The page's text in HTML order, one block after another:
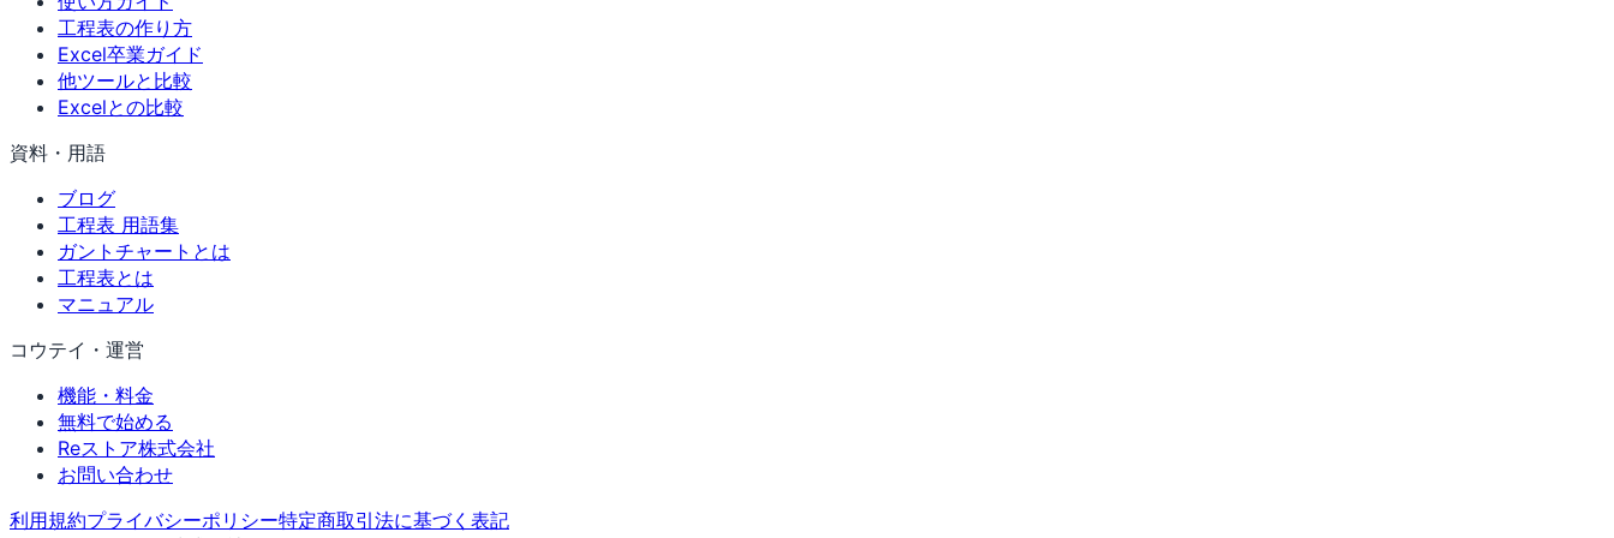
工程表の作り方
Excel卒業ガイド
他ツールと比較
Excelとの比較
資料・用語
ブログ
工程表 用語集
ガントチャートとは
工程表とは
マニュアル
コウテイ・運営
機能・料金
無料で始める
Reストア株式会社
お問い合わせ
利用規約プライバシーポリシー特定商取引法に基づく表記